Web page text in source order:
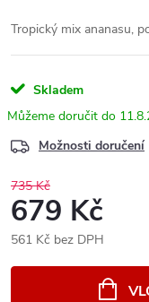
Tropický mix ananasu,
Skladem
Možnosti doručení
735 Kč
679 Kč
561 Kč bez DPH